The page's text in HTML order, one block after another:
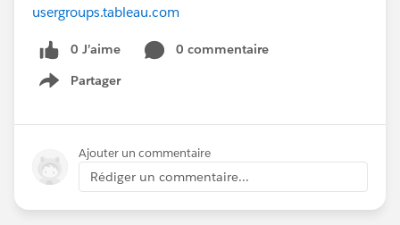
usergroups.tableau.com
0 J’aime
0 commentaire
Partager
Show menu
Ajouter un commentaire
Rédiger un commentaire...